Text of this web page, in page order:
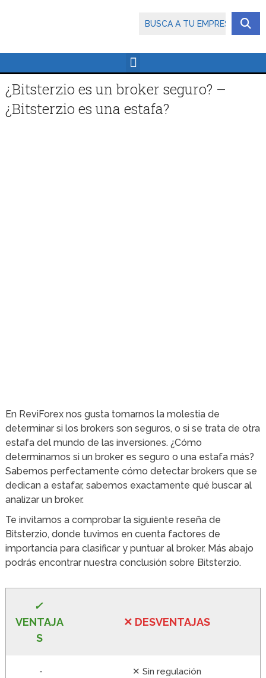
¿Bitsterzio es un broker seguro? –
¿Bitsterzio es una estafa?
En ReviForex nos gusta tomarnos la molestia de
determinar si los brokers son seguros, o si se trata de otra
estafa del mundo de las inversiones. ¿Cómo
determinamos si un broker es seguro o una estafa más?
Sabemos perfectamente cómo detectar brokers que se
dedican a estafar, sabemos exactamente qué buscar al
analizar un broker.
Te invitamos a comprobar la siguiente reseña de
Bitsterzio, donde tuvimos en cuenta factores de
importancia para clasificar y puntuar al broker. Más abajo
podrás encontrar nuestra conclusión sobre Bitsterzio.
✓
VENTAJA
S
✕ DESVENTAJAS
- ✕ Sin regulación